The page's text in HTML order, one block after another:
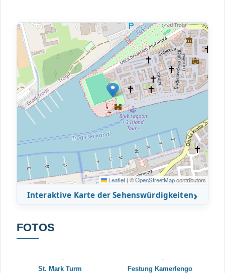
Leaflet|©OpenStreetMapcontributors
Interaktive Karte der Sehenswürdigkeiten
FOTOS
St. Mark Turm Festung Kamerlengo